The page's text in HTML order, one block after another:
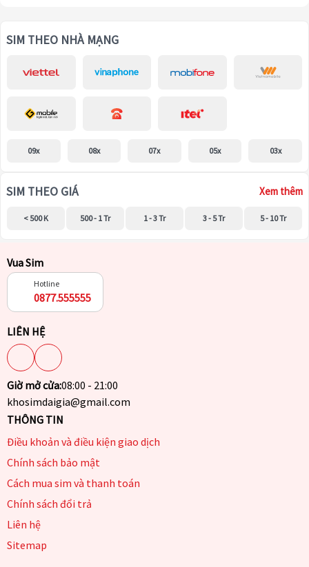
SIM THEO NHÀ MẠNG
09x 08x 07x 05x 03x
SIM THEO GIÁ Xem thêm
< 500 K 500 - 1 Tr 1 - 3 Tr 3 - 5 Tr 5 - 10 Tr
Vua Sim
Hotline
0877.555555
LIÊN HỆ
Giờ mở cửa:08:00 - 21:00
khosimdaigia@gmail.com
THÔNG TIN
Điều khoản và điều kiện giao dịch
Chính sách bảo mật
Cách mua sim và thanh toán
Chính sách đổi trả
Liên hệ
Sitemap